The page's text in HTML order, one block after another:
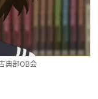
典部OB会